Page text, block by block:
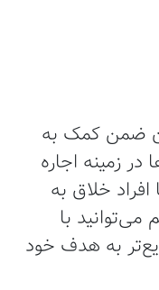
ضمن کمک به
زمینه اجاره
خلاق به
با
به هدف خود